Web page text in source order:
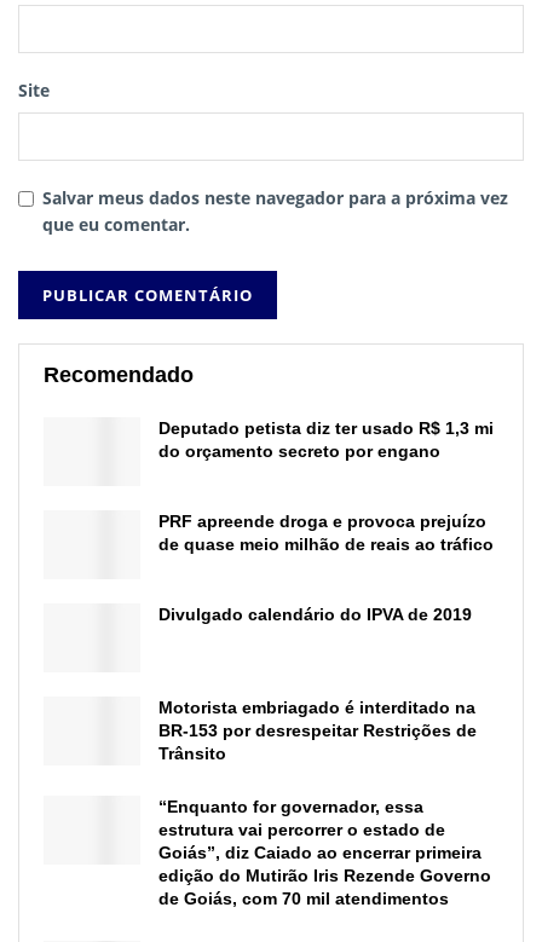
Site
Salvar meus dados neste navegador para a próxima vez
que eu comentar.
Recomendado
Deputado petista diz ter usado R$ 1,3 mi
do orçamento secreto por engano
PRF apreende droga e provoca prejuízo
de quase meio milhão de reais ao tráfico
Divulgado calendário do IPVA de 2019
Motorista embriagado é interditado na
BR-153 por desrespeitar Restrições de
Trânsito
“Enquanto for governador, essa
estrutura vai percorrer o estado de
Goiás”, diz Caiado ao encerrar primeira
edição do Mutirão Iris Rezende Governo
de Goiás, com 70 mil atendimentos